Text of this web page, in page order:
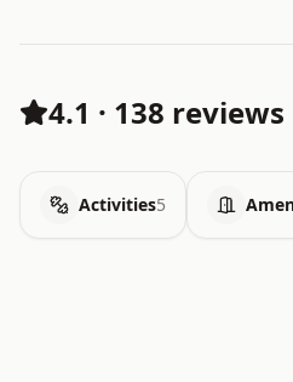
4.1 · 138 reviews
Activities5